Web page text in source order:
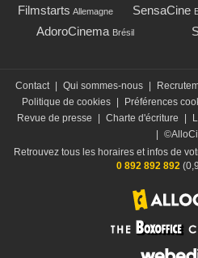
Filmstarts Allemagne SensaCine
AdoroCinema Brésil
Contact | Qui sommes-nous |
Politique de cookies | Préférences
Revue de presse
| Charte d'écriture |
|
Retrouvez tous les horaires et infos de
0 892 892 892